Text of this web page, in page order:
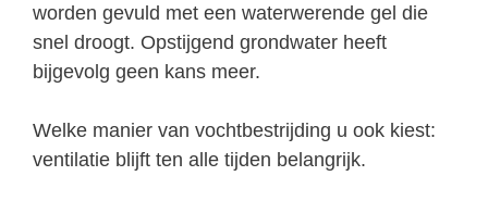
worden gevuld met een waterwerende gel die
snel droogt. Opstijgend grondwater heeft
bijgevolg geen kans meer.
Welke manier van vochtbestrijding u ook kiest:
ventilatie blijft ten alle tijden belangrijk.